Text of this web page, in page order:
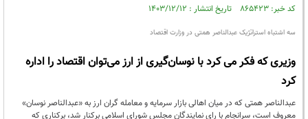
کد خبر: ۸۶۵۴۲۳ تاریخ انتشار : ۱۴۰۳/۱۲/۱۲
سه اشتباه استراتژیک عبدالناصر همتی در وزارت اقتصاد
وزیری که فکر می کرد با نوسان‌گیری از ارز می‌توان اقتصاد را اداره
کرد
عبدالناصر همتی که در میان اهالی بازار سرمایه و معامله گران ارز به «عبدالناصر نوسان»
معروف است، سرانجام با رای نمایندگان مجلس شورای اسلامی برکنار شد، برکناری که